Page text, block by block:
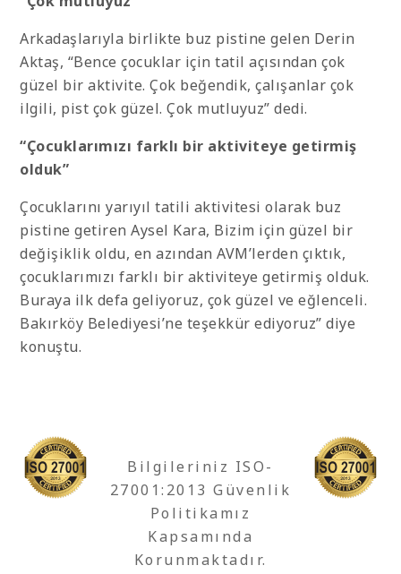
Arkadaşlarıyla birlikte buz pistine gelen Derin
Aktaş, “Bence çocuklar için tatil açısından çok
güzel bir aktivite. Çok beğendik, çalışanlar çok
ilgili, pist çok güzel. Çok mutluyuz” dedi.
“Çocuklarımızı farklı bir aktiviteye getirmiş
olduk”
Çocuklarını yarıyıl tatili aktivitesi olarak buz
pistine getiren Aysel Kara, Bizim için güzel bir
değişiklik oldu, en azından AVM’lerden çıktık,
çocuklarımızı farklı bir aktiviteye getirmiş olduk.
Buraya ilk defa geliyoruz, çok güzel ve eğlenceli.
Bakırköy Belediyesi’ne teşekkür ediyoruz” diye
konuştu.
Bilgileriniz ISO-
27001:2013 Güvenlik
Politikamız
Kapsamında
Korunmaktadır.